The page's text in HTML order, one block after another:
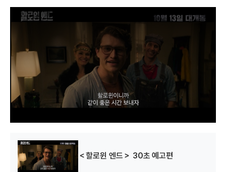
＜할로윈 엔드＞ 30초 예고편